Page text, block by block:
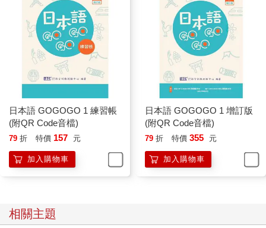
日本語 GOGOGO 1 練習帳
(附QR Code音檔)
79 折 特價 157 元
加入購物車
日本語 GOGOGO 1 增訂版
(附QR Code音檔)
79 折 特價 355 元
加入購物車
相關主題